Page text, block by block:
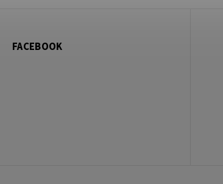
FACEBOOK